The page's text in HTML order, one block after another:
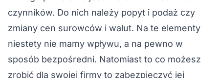
czynników. Do nich należy popyt i podaż czy
zmiany cen surowców i walut. Na te elementy
niestety nie mamy wpływu, a na pewno w
sposób bezpośredni. Natomiast to co możesz
zrobić dla swojej firmy to zabezpieczyć jej